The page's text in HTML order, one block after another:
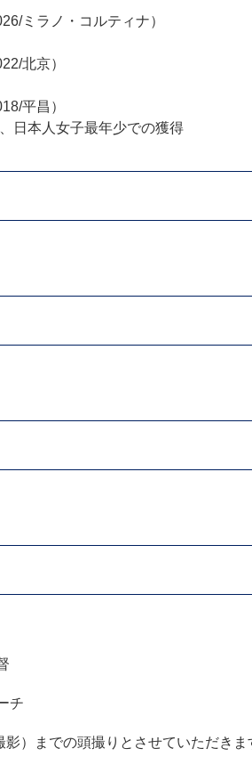
ミラノ・コルティナ）
北京）
平昌）
本人女子最年少での獲得
チ
）までの頭撮りとさせていただきま